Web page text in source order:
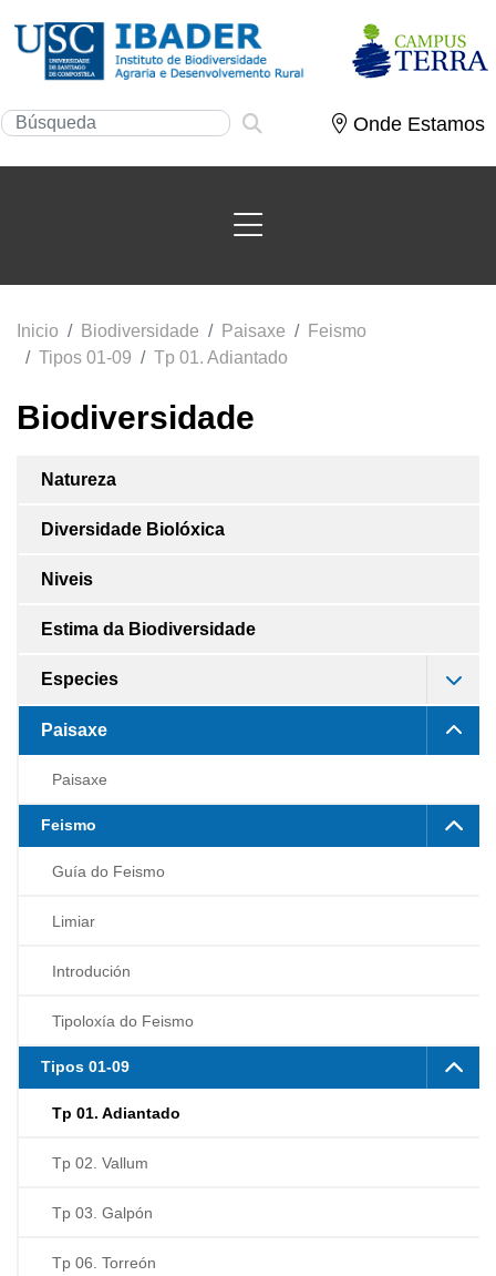
Onde Estamos
Inicio Biodiversidade Paisaxe
Feismo
Tipos 01-09
Tp 01. Adiantado
Biodiversidade
Natureza
Diversidade Biolóxica
Niveis
Estima da Biodiversidade
Especies
Paisaxe
Paisaxe
Feismo
Guía do Feismo
Limiar
Introdución
Tipoloxía do Feismo
Tipos 01-09
Tp 01. Adiantado
Tp 02. Vallum
Tp 03. Galpón
Tp 06. Torreón